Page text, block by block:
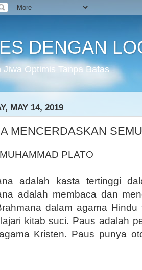
DENGAN
Jiwa Optimis Tanpa Batas
MAY 14, 2019
MENCERDASKAN
PLATO
adalah kasta tertinggi
adalah membaca dan
dalam agama
kitab suci. Paus adalah
Kristen. Paus punya